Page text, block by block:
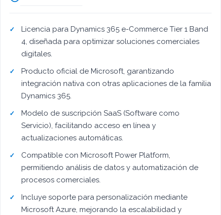
Licencia para Dynamics 365 e-Commerce Tier 1 Band
4, diseñada para optimizar soluciones comerciales
digitales.
Producto oficial de Microsoft, garantizando
integración nativa con otras aplicaciones de la familia
Dynamics 365.
Modelo de suscripción SaaS (Software como
Servicio), facilitando acceso en línea y
actualizaciones automáticas.
Compatible con Microsoft Power Platform,
permitiendo análisis de datos y automatización de
procesos comerciales.
Incluye soporte para personalización mediante
Microsoft Azure, mejorando la escalabilidad y